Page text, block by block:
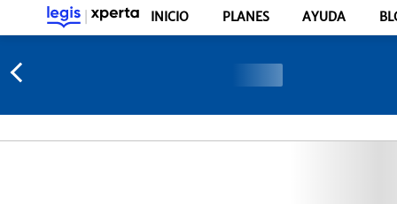
INICIO PLANES AYUDA